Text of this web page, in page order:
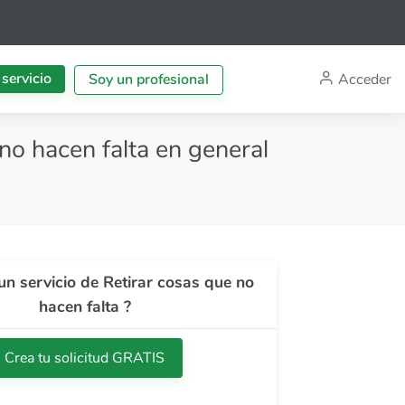
Soy un profesional Acceder
hacen falta en general
servicio de Retirar cosas que no
hacen falta ?
Crea tu solicitud GRATIS